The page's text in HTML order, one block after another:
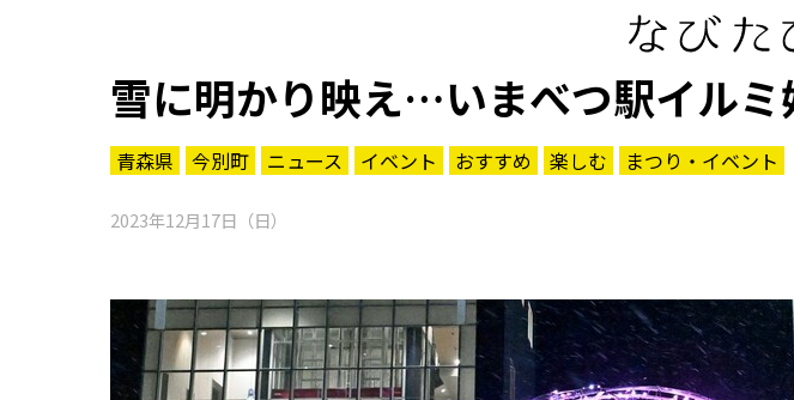
雪に明かり映え…いまべつ駅イルミ
青森県 今別町 ニュース イベント おすすめ 楽しむ まつり・イベント
2023年12月17日（日）